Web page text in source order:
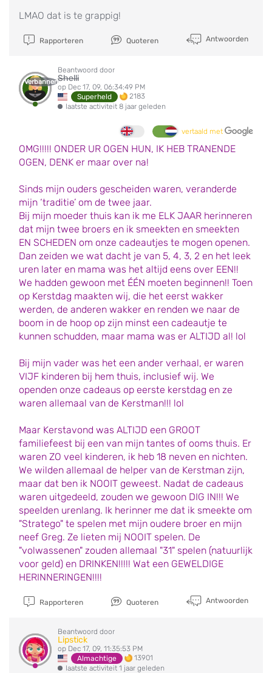
LMAO dat is te grappig!
Rapporteren Quoteren Antwoorden
Verbannen
Beantwoord door
Shelli
op Dec 17, 09, 06:34:49 PM
Superheld
2183
laatste activiteit 8 jaar geleden
vertaald met
OMG!!!!! ONDER UR OGEN HUN, IK HEB TRANENDE
OGEN, DENK er maar over na!
Sinds mijn ouders gescheiden waren, veranderde
mijn ‘traditie’ om de twee jaar.
Bij mijn moeder thuis kan ik me ELK JAAR herinneren
dat mijn twee broers en ik smeekten en smeekten
EN SCHEDEN om onze cadeautjes te mogen openen.
Dan zeiden we wat dacht je van 5, 4, 3, 2 en het leek
uren later en mama was het altijd eens over EEN!!
We hadden gewoon met ÉÉN moeten beginnen!! Toen
op Kerstdag maakten wij, die het eerst wakker
werden, de anderen wakker en renden we naar de
boom in de hoop op zijn minst een cadeautje te
kunnen schudden, maar mama was er ALTIJD al! lol
Bij mijn vader was het een ander verhaal, er waren
VIJF kinderen bij hem thuis, inclusief wij. We
openden onze cadeaus op eerste kerstdag en ze
waren allemaal van de Kerstman!!! lol
Maar Kerstavond was ALTIJD een GROOT
familiefeest bij een van mijn tantes of ooms thuis. Er
waren ZO veel kinderen, ik heb 18 neven en nichten.
We wilden allemaal de helper van de Kerstman zijn,
maar dat ben ik NOOIT geweest. Nadat de cadeaus
waren uitgedeeld, zouden we gewoon DIG IN!!! We
speelden urenlang. Ik herinner me dat ik smeekte om
"Stratego" te spelen met mijn oudere broer en mijn
neef Greg. Ze lieten mij NOOIT spelen. De
"volwassenen" zouden allemaal "31" spelen (natuurlijk
voor geld) en DRINKEN!!!!! Wat een GEWELDIGE
HERINNERINGEN!!!!
Rapporteren Quoteren Antwoorden
Beantwoord door
Lipstick
op Dec 17, 09, 11:35:53 PM
Almachtige
13901
laatste activiteit 1 jaar geleden